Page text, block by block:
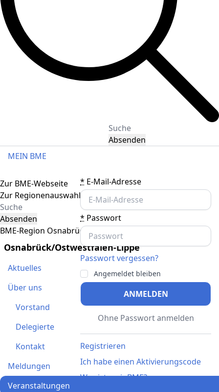
Absenden
MEIN BME
* E-Mail-Adresse
* Passwort
Passwort vergessen?
Angemeldet bleiben
ANMELDEN
Ohne Passwort anmelden
Registrieren
Ich habe einen Aktivierungscode
Was ist meinBME?
Toggle navigation
Zur BME-Webseite
Zur Regionenauswahl
Absenden
BME-Region Osnabrück/Ostwestfalen-Lippe
Osnabrück/Ostwestfalen-Lippe
Aktuelles
Über uns
Vorstand
Delegierte
Kontakt
Meldungen
Veranstaltungen